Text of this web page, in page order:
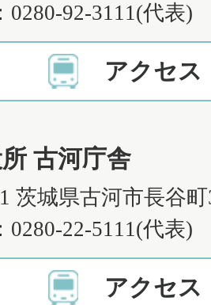
0280-92-3111(代表)
アクセス
古河庁舎
茨城県古河市長谷
0280-22-5111(代表)
アクセス